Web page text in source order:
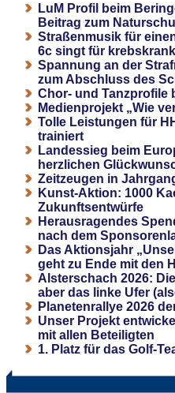
LuM Profil beim
Beitrag zum
Straßenmusik für
6c singt für
Spannung an der
zum Abschluss des
Chor- und Tanzprofile
Medienprojekt „Wie
Tolle Leistungen für
trainiert
Landessieg beim
herzlichen
Zeitzeugen in
Kunst-Aktion: 1000
Zukunftsentwürfe
Herausragendes
nach dem
Das Aktionsjahr
geht zu Ende mit den
Alsterschach 2026:
aber das linke Ufer
Planetenrallye 2026
Unser Projekt
mit allen Beteiligten
1. Platz für das Golf-